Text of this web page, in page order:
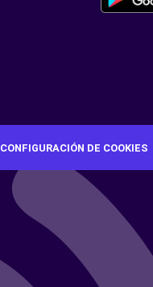
CONFIGURACIÓN DE COOKIES